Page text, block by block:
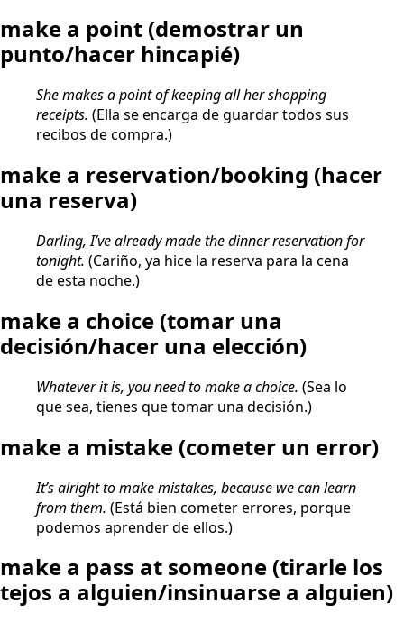
make a point (demostrar un
punto/hacer hincapié)
She makes a point of keeping all her shopping
receipts. (Ella se encarga de guardar todos sus
recibos de compra.)
make a reservation/booking (hacer
una reserva)
Darling, I’ve already made the dinner reservation for
tonight. (Cariño, ya hice la reserva para la cena
de esta noche.)
make a choice (tomar una
decisión/hacer una elección)
Whatever it is, you need to make a choice. (Sea lo
que sea, tienes que tomar una decisión.)
make a mistake (cometer un error)
It’s alright to make mistakes, because we can learn
from them. (Está bien cometer errores, porque
podemos aprender de ellos.)
make a pass at someone (tirarle los
tejos a alguien/insinuarse a alguien)